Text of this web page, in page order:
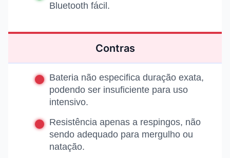
Bluetooth fácil.
Contras
Bateria não especifica duração exata,
podendo ser insuficiente para uso
intensivo.
Resistência apenas a respingos, não
sendo adequado para mergulho ou
natação.